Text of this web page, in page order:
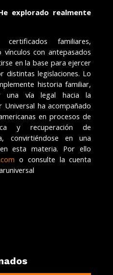
explorado realmente
certificados familiares,
con antepasados
en la base para ejercer
distintas legislaciones. Lo
historia familiar,
una vía legal hacia la
Universal ha acompañado
en procesos de
y recuperación de
convirtiéndose en una
esta materia. Por ello
o consulte la cuenta